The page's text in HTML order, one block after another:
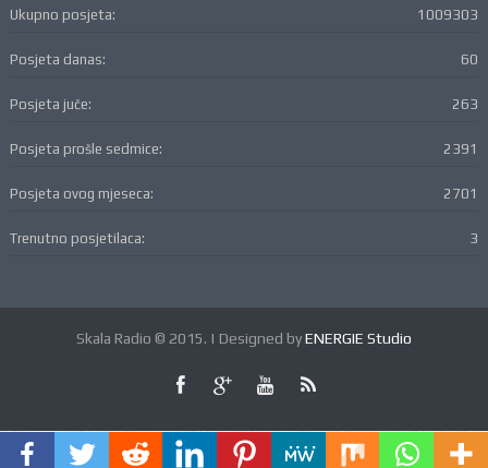
1009303
Ukupno posjeta:
60
Posjeta danas:
263
Posjeta juče:
2391
Posjeta prošle sedmice:
2701
Posjeta ovog mjeseca:
3
Trenutno posjetilaca:
Skala Radio © 2015. | Designed byENERGIE Studio